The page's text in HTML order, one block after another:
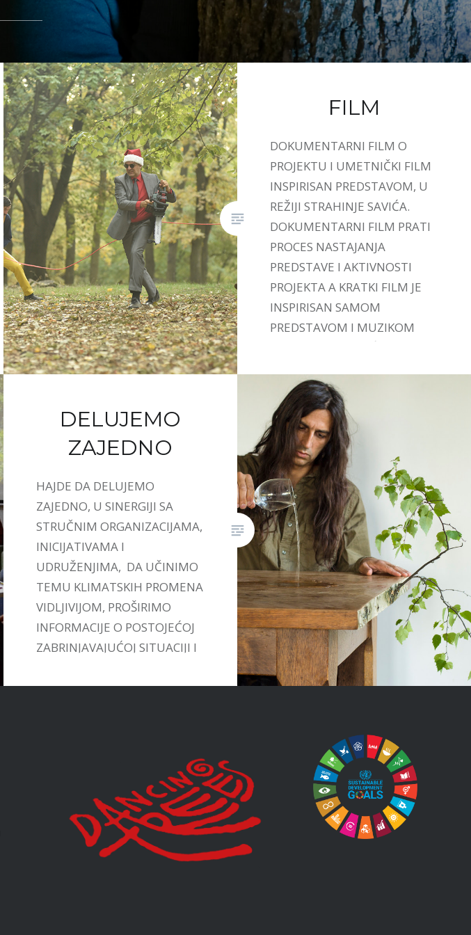
FILM
DOKUMENTARNI FILM O
PROJEKTU I UMETNIČKI FILM
INSPIRISAN PREDSTAVOM, U
REŽIJI STRAHINJE SAVIĆA.
DOKUMENTARNI FILM PRATI
PROCES NASTAJANJA
PREDSTAVE I AKTIVNOSTI
PROJEKTA A KRATKI FILM JE
INSPIRISAN SAMOM
PREDSTAVOM I MUZIKOM
DELUJEMO
ZAJEDNO
HAJDE DA DELUJEMO
ZAJEDNO, U SINERGIJI SA
STRUČNIM ORGANIZACIJAMA,
INICIJATIVAMA I
UDRUŽENJIMA, DA UČINIMO
TEMU KLIMATSKIH PROMENA
VIDLJIVIJOM, PROŠIRIMO
INFORMACIJE O POSTOJEĆOJ
ZABRINJAVAJUĆOJ SITUACIJI I
POSTOJEĆIM INICIJATIVAMA